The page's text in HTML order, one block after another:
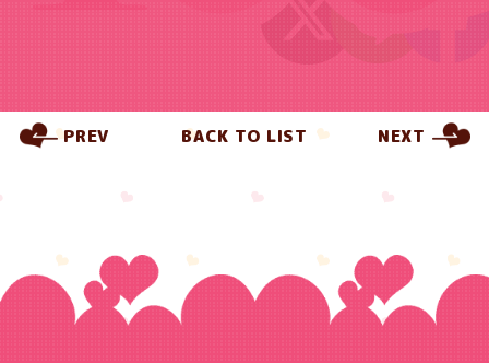
PREV BACK TO LIST NEXT